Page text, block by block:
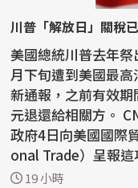
川普「解放日」關稅
美國總統川普去年
月下旬遭到美國最
新通報，之前有效
元退還給相關方。 CNBC報導，川普（Donald Trump）
政府4日向美國國
onal Trade）呈報這
66...19 小時